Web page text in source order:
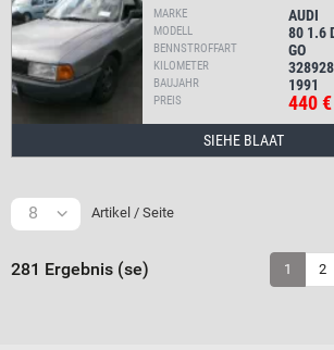
MARKE AUDI
MODELL 80 1.6
BENNSTROFFART GO
KILOMETER 328928
BAUJAHR 1991
PREIS 440 €
SIEHE BLAAT
8 Artikel / Seite
281 Ergebnis (se) 1 2